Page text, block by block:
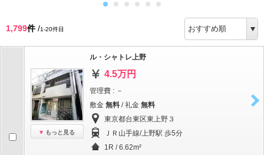
1,799件/1-20件目
もっと見る
ル・シャトレ上野
4.5万円
管理費 : －
敷金 無料 / 礼金 無料
東京都台東区東上野３
ＪＲ山手線/上野駅 歩5分
1R / 6.62m²